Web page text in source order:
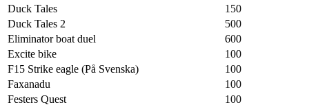
Duck Tales
150
Duck Tales 2
500
Eliminator boat duel
600
Excite bike
100
F15 Strike eagle (På Svenska)
100
Faxanadu
100
Festers Quest
100